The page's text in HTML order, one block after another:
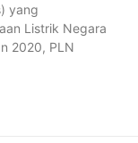
yang
Listrik Negara
2020, PLN